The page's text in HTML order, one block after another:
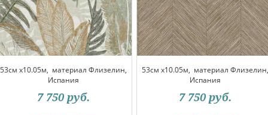
53см x10.05м, материал Флизелин,
Испания
7 750 руб.
53см x10.05м, материал Флизелин,
Испания
7 750 руб.